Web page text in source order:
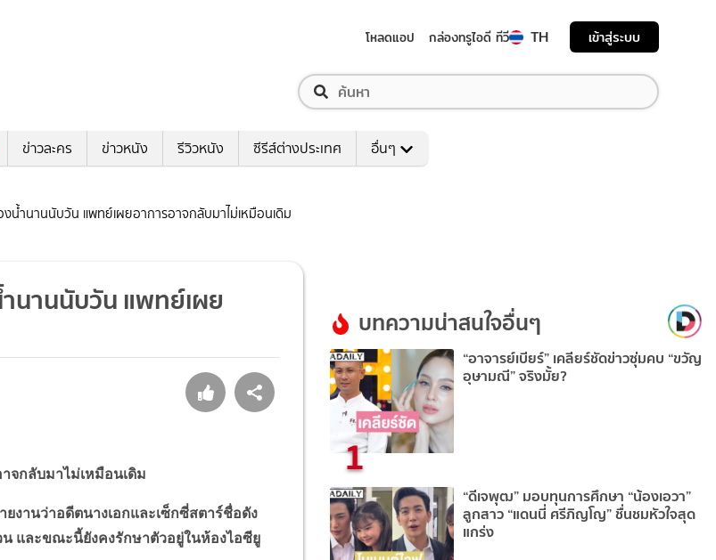
โหลดแอป กล่องทรูไอดี ทีวี TH เข้าสู่ระบบ
ข่าวละคร ข่าวหนัง รีวิวหนัง ซีรีส์ต่างประเทศ อื่นๆ
น้ำนานนับวัน แพทย์เผยอาการอาจกลับมาไม่เหมือนเดิม
นานนับวัน แพทย์เผย
จกลับมาไม่เหมือนเดิม
านว่าอดีตนางเอกและเซ็กซี่สตาร์ชื่อดัง
น และขณะนี้ยังคงรักษาตัวอยู่ในห้องไอซียู
บทความน่าสนใจอื่นๆ
1
“อาจารย์เบียร์” เคลียร์ชัดข่าวซุ่มคบ “ขวัญ
อุษามณี” จริงมั้ย?
“ดีเจพุฒ” มอบทุนการศึกษา “น้องเอวา”
ลูกสาว “แดนนี่ ศรีภิญโญ” ชื่นชมหัวใจสุด
แกร่ง